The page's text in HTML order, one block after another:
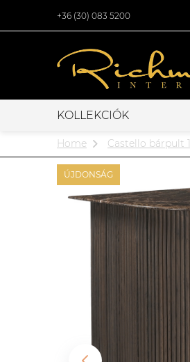
+36 (30) 083 5200
KOLLEKCIÓK
Home Castello bárpult
ÚJDONSÁG